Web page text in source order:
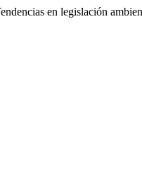
en legislación